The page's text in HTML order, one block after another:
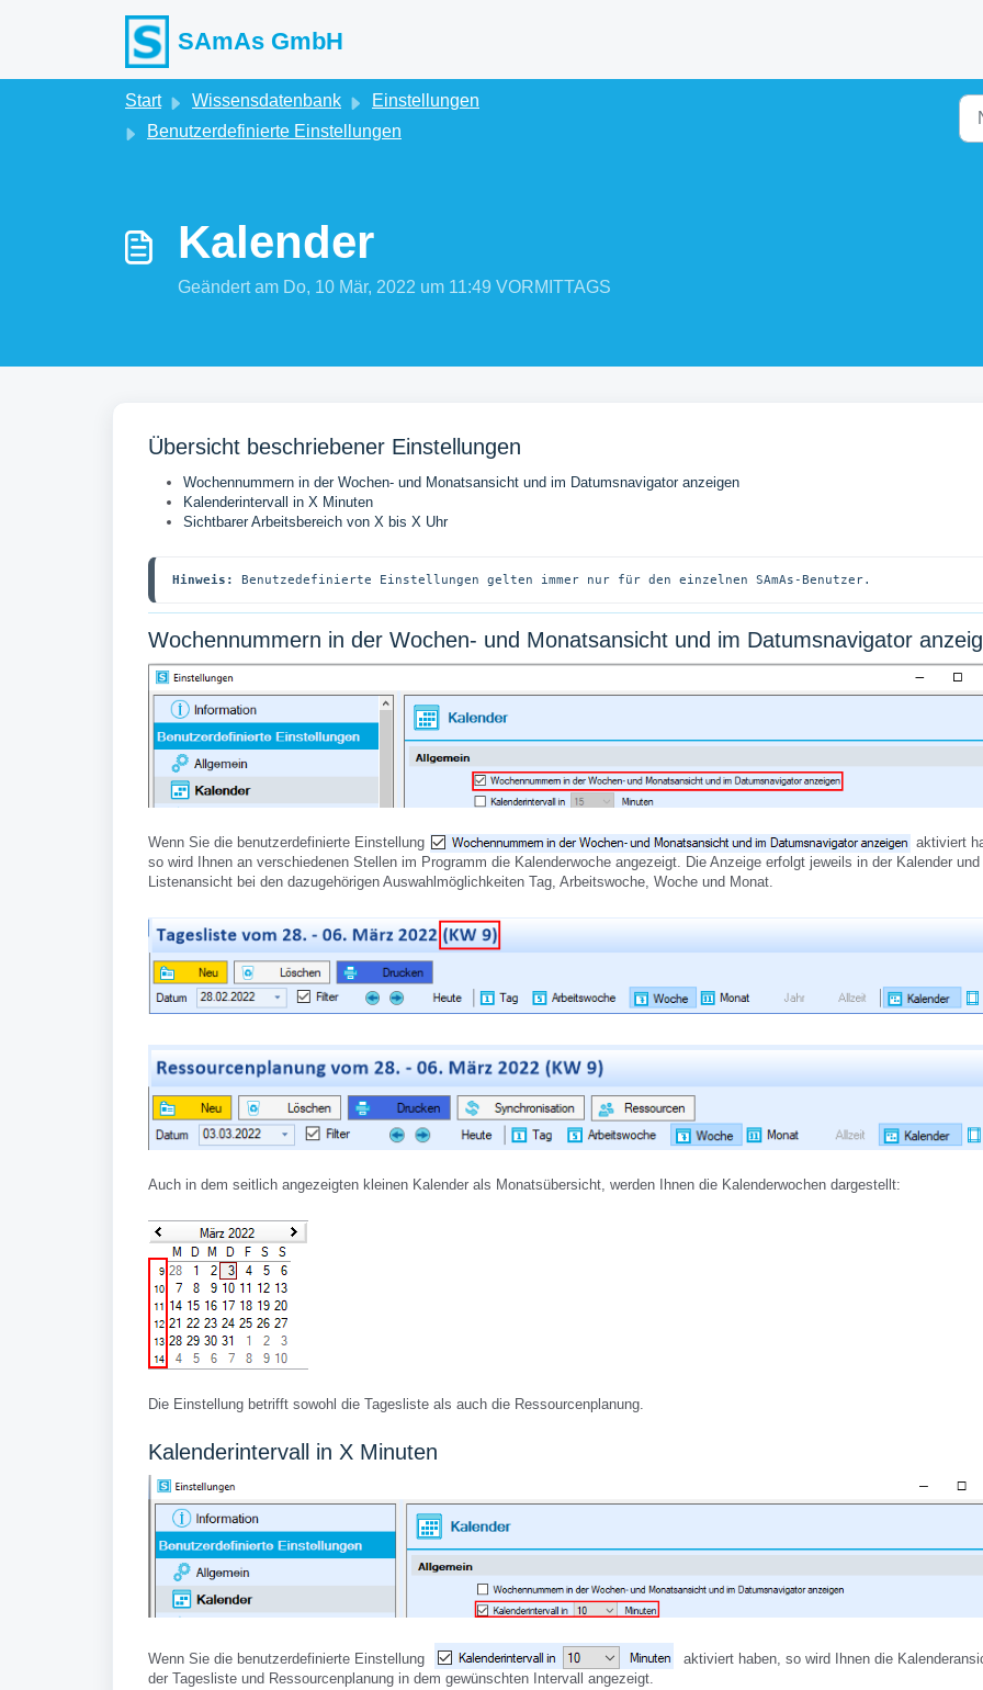
SAmAs GmbH
Start Wissensdatenbank
Einstellungen
Benutzerdefinierte Einstellungen
Kalender
Geändert am Do, 10 Mär, 2022 um 11:49 VORMITTAGS
Übersicht beschriebener Einstellungen
Wochennummern in der Wochen- und Monatsansicht und im Datumsnavigator anzeigen
Kalenderintervall in X Minuten
Sichtbarer Arbeitsbereich von X bis X Uhr
Hinweis: Benutzedefinierte Einstellungen gelten immer nur für den einzelnen SAmAs-Benutzer.
Wochennummern in der Wochen- und Monatsansicht und im Datumsnavigator
Wenn Sie die benutzerdefinierte Einstellung
aktiviert
so wird Ihnen an verschiedenen Stellen im Programm die Kalenderwoche angezeigt. Die Anzeige erfolgt jeweils in der Kalender und
Listenansicht bei den dazugehörigen Auswahlmöglichkeiten Tag, Arbeitswoche, Woche und Monat.
Auch in dem seitlich angezeigten kleinen Kalender als Monatsübersicht, werden Ihnen die Kalenderwochen dargestellt:
Die Einstellung betrifft sowohl die Tagesliste als auch die Ressourcenplanung.
Kalenderintervall in X Minuten
Wenn Sie die benutzerdefinierte Einstellung
aktiviert haben, so wird Ihnen die
der Tagesliste und Ressourcenplanung in dem gewünschten Intervall angezeigt.